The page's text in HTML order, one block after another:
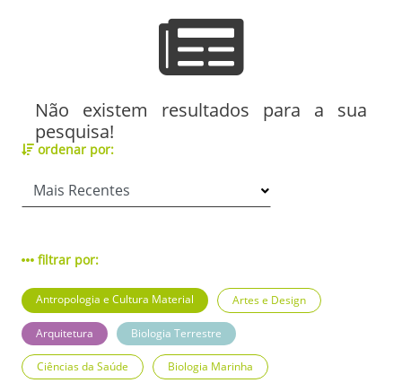
Não existem resultados para a sua
pesquisa!
ordenar por:
filtrar por:
Antropologia e Cultura Material Artes e Design
Arquitetura Biologia Terrestre
Ciências da Saúde Biologia Marinha